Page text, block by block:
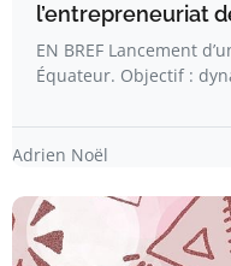
l’entrepreneuriat
EN BREF Lancement
Équateur. Objectif :
Adrien Noël